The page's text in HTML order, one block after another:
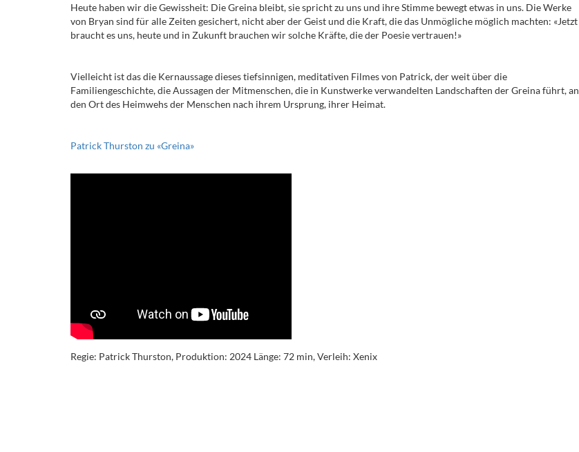
Heute haben wir die Gewissheit: Die Greina bleibt, sie spricht zu uns und ihre Stimme bewegt etwas in uns. Die Werke
von Bryan sind für alle Zeiten gesichert, nicht aber der Geist und die Kraft, die das Unmögliche möglich machten: «Jetzt
braucht es uns, heute und in Zukunft brauchen wir solche Kräfte, die der Poesie vertrauen!»
Vielleicht ist das die Kernaussage dieses tiefsinnigen, meditativen Filmes von Patrick, der weit über die
Familiengeschichte, die Aussagen der Mitmenschen, die in Kunstwerke verwandelten Landschaften der Greina führt, an
den Ort des Heimwehs der Menschen nach ihrem Ursprung, ihrer Heimat.
Patrick Thurston zu «Greina»
Regie: Patrick Thurston, Produktion: 2024 Länge: 72 min, Verleih: Xenix